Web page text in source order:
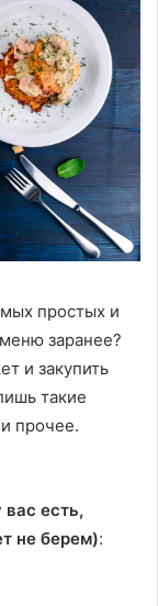
простых и
заранее?
и закупить
такие
прочее.
есть,
не берем):